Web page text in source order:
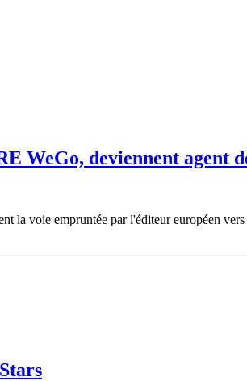
WeGo, deviennent agent
la voie empruntée par l'éditeur européen